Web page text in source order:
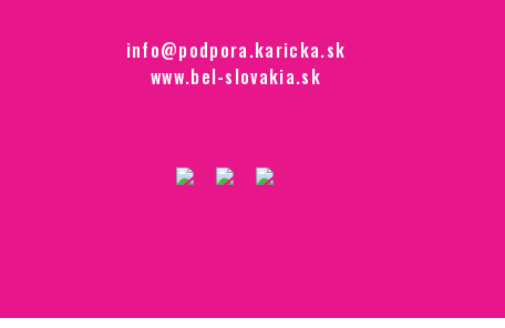
info@podpora.karicka.sk
www.bel-slovakia.sk